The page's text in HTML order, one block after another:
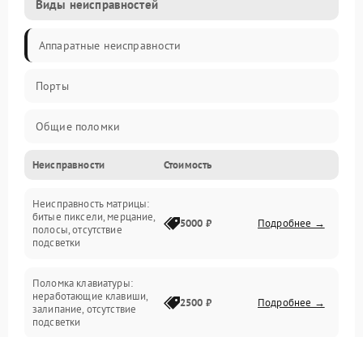
Виды неисправностей
Аппаратные неисправности
Порты
Общие поломки
Устройства
Программные ошибки
Электрические и системные сбои
Интерфейсные проблемы
Батарея
Неисправности Стоимость
Неисправность матрицы:
битые пиксели, мерцание,
полосы, отсутствие
подсветки
5000 ₽ Подробнее →
Поломка клавиатуры:
неработающие клавиши,
залипание, отсутствие
подсветки
2500 ₽ Подробнее →